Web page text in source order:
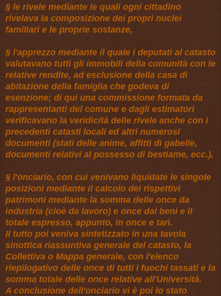
§ le rivele mediante le quali ogni cittadino
rivelava la composizione dei propri nuclei
familiari e le proprie sostanze,
§ l'apprezzo mediante il quale i deputati al catasto
valutavano tutti gli immobili della comunità con le
relative rendite, ad esclusione della casa di
abitazione della famiglia che godeva di
esenzione; di qui una commissione formata da
rappresentanti del comune e dagli estimatori
verificavano la veridicità delle rivele anche con i
precedenti catasti locali ed altri numerosi
documenti (stati delle anime, affitti di gabelle,
documenti relativi al possesso di bestiame, ecc.),
§ l'onciario, con cui venivano liquidate le singole
posizioni mediante il calcolo dei rispettivi
patrimoni mediante la somma delle once da
industria (cioè da lavoro) e once dai beni e il
totale espresso, appunto, in once e tarì.
Il tutto poi veniva sintetizzato in una tavola
sinottica riassuntiva generale del catasto, la
Collettiva o Mappa generale, con l'elenco
riepilogativo delle once di tutti i fuochi tassati e la
somma totale delle once relative all'Università.
A conclusione dell'onciario vi è poi lo stato